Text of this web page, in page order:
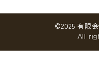
©2025 有限
All